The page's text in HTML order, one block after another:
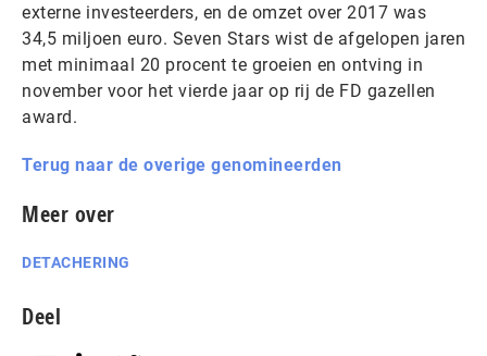
externe investeerders, en de omzet over 2017 was
34,5 miljoen euro. Seven Stars wist de afgelopen jaren
met minimaal 20 procent te groeien en ontving in
november voor het vierde jaar op rij de FD gazellen
award.
Terug naar de overige genomineerden
Meer over
DETACHERING
Deel